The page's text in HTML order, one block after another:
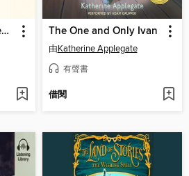
The Mysterious Benedict Society The One and Only Ivan
由Katherine Applegate
有聲書
借閱